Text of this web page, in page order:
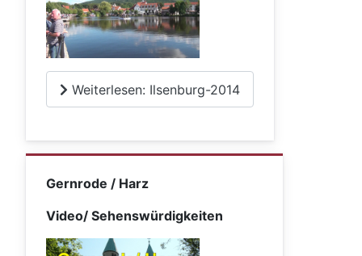
Weiterlesen: Ilsenburg-2014
Gernrode / Harz
Video/ Sehenswürdigkeiten